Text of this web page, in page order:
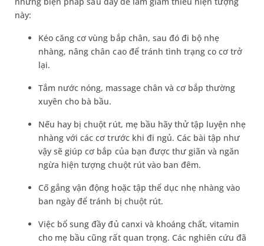
này:
Kéo căng cơ vùng bắp chân, sau đó đi bộ nhẹ
nhàng, nâng chân cao để tránh tình trạng co cơ trở
lại.
Tắm nước nóng, massage chân và cơ bắp thường
xuyên cho bà bầu.
Nếu hay bị chuột rút, mẹ bầu hãy thử tập luyện nhẹ
nhàng với các cơ trước khi đi ngủ. Các bài tập như
vậy sẽ giúp cơ bắp của bạn được thư giãn và ngăn
ngừa hiện tượng chuột rút vào ban đêm.
Cố gắng vận động hoặc tập thể dục nhẹ nhàng vào
ban ngày để tránh bị chuột rút.
Việc bổ sung đầy đủ canxi và khoáng chất, vitamin
cho mẹ bầu cũng rất quan trọng. Các nghiên cứu đã